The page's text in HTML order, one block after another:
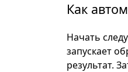
Как
Начать
запускает
результат.